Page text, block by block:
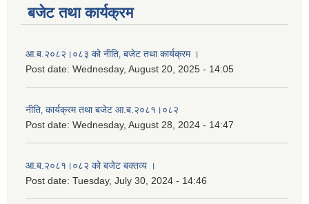
बजेट तथा कार्यक्रम
आ.ब.२०८२।०८३ को नीति‚ बजेट तथा कार्यक्रम ।
Post date: Wednesday, August 20, 2025 - 14:05
नीति‚ कार्यक्रम तथा बजेट आ.ब.२०८१।०८२
Post date: Wednesday, August 28, 2024 - 14:47
आ.ब.२०८१।०८२ को बजेट बक्तव्य ।
Post date: Tuesday, July 30, 2024 - 14:46